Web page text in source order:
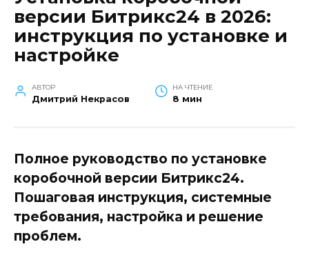
версии Битрикс24 в 2026:
инструкция по установке и
настройке
АВТОР
Дмитрий Некрасов
НА ЧТЕНИЕ
8 мин
Полное руководство по установке
коробочной версии Битрикс24.
Пошаговая инструкция, системные
требования, настройка и решение
проблем.